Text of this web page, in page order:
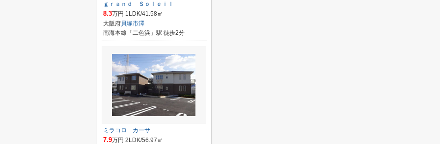
ｇｒａｎｄ Ｓｏｌｅｉｌ
8.3万円 1LDK/41.58㎡
大阪府貝塚市澤
南海本線「二色浜」駅 徒歩2分
ミラコロ カーサ
7.9万円 2LDK/56.97㎡